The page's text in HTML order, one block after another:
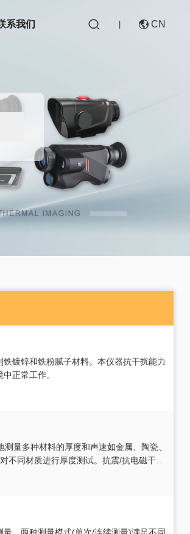
系我们   CN
镀锌和铁粉腻子材料。本仪器抗干扰能力
正常工作。
量多种材料的厚度和声速如金属、陶瓷、
不同材质进行厚度测试。抗震/抗电磁干扰,
。两种测量模式(单次/连续测量)满足不同